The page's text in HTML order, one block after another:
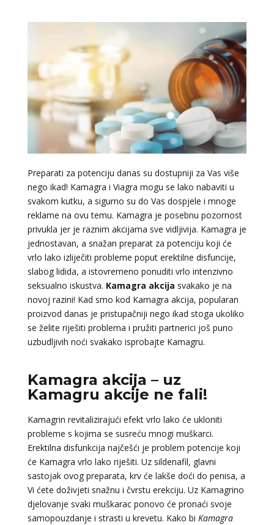
Preparati za potenciju danas su dostupniji za Vas više
nego ikad! Kamagra i Viagra mogu se lako nabaviti u
svakom kutku, a sigurno su do Vas dospjele i mnoge
reklame na ovu temu. Kamagra je posebnu pozornost
privukla jer je raznim akcijama sve vidljivija. Kamagra je
jednostavan, a snažan preparat za potenciju koji će
vrlo lako izliječiti probleme poput erektilne disfuncije,
slabog lidida, a istovremeno ponuditi vrlo intenzivno
seksualno iskustva. Kamagra akcija svakako je na
novoj razini! Kad smo kod Kamagra akcija, popularan
proizvod danas je pristupačniji nego ikad stoga ukoliko
se želite riješiti problema i pružiti partnerici još puno
uzbudljivih noći svakako isprobajte Kamagru.
Kamagra akcija – uz
Kamagru akcije ne fali!
Kamagrin revitalizirajući efekt vrlo lako će ukloniti
probleme s kojima se susreću mnogi muškarci.
Erektilna disfunkcija najčešći je problem potencije koji
će Kamagra vrlo lako riješiti. Uz sildenafil, glavni
sastojak ovog preparata, krv će lakše doći do penisa, a
Vi ćete doživjeti snažnu i čvrstu erekciju. Uz Kamagrino
djelovanje svaki muškarac ponovo će pronaći svoje
samopouzdanje i strasti u krevetu. Kako bi Kamagra